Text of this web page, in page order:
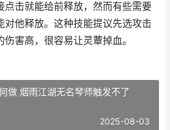
点击就能给前释放，然而有些需要
对他释放。这种技能提议先选攻击
害高，很容易让灵蕈掉血。
做 烟雨江湖无名琴师触发不了
2025-08-03